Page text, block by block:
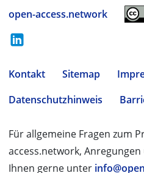
open-access.network
Kontakt Sitemap
Datenschutzhinweis
Für allgemeine Fragen zum
access.network,
Ihnen gerne unter